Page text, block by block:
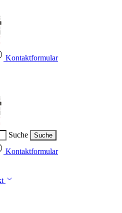
Kontaktformular
Suche Suche
Kontaktformular